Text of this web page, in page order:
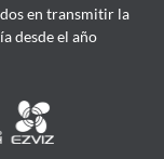
en transmitir la
desde el año